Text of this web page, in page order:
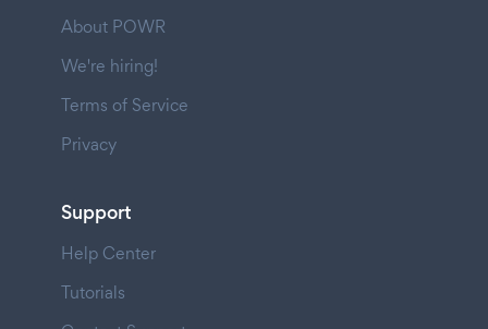
About POWR
We're hiring!
Terms of Service
Privacy
Support
Help Center
Tutorials